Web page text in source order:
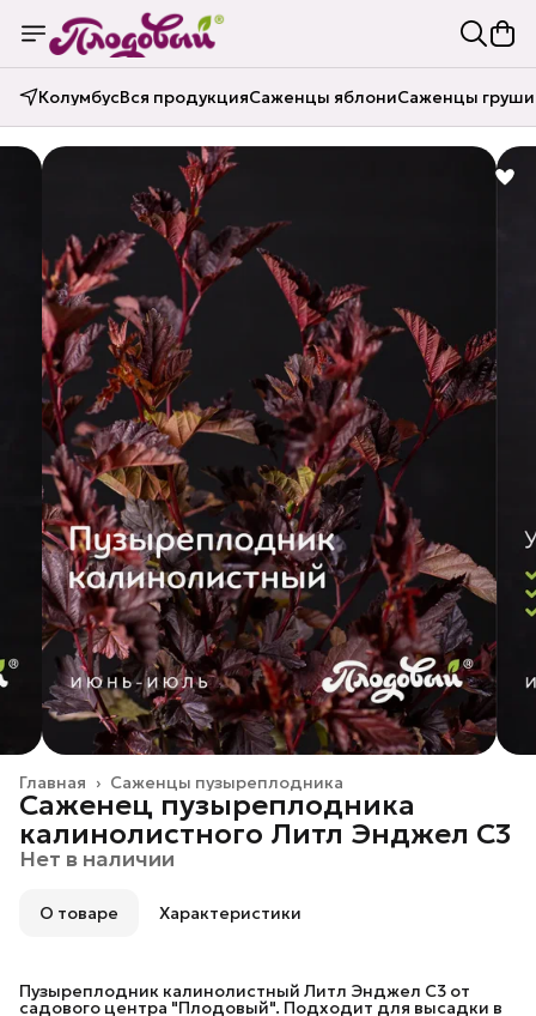
КолумбусВся продукцияСаженцы яблониСаженцы груши
Саженцы пузыреплодника
Главная ›
Саженец пузыреплодника
калинолистного Литл Энджел С3
Нет в наличии
О товаре Характеристики
Пузыреплодник калинолистный Литл Энджел C3 от
садового центра "Плодовый". Подходит для высадки в